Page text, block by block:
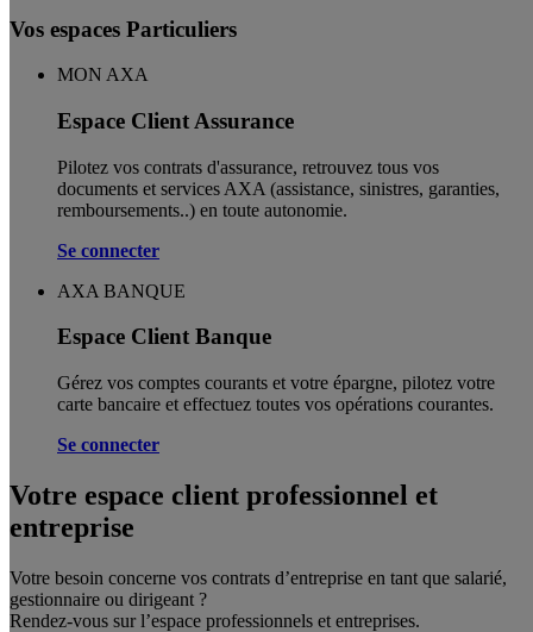
Vos espaces Particuliers
MON AXA
Espace Client Assurance
Pilotez vos contrats d'assurance, retrouvez tous vos
documents et services AXA (assistance, sinistres, garanties,
remboursements..) en toute autonomie. ​
Se connecter
AXA BANQUE
Espace Client Banque
Gérez vos comptes courants et votre épargne, pilotez votre
carte bancaire et effectuez toutes vos opérations courantes.
Se connecter
Votre espace client professionnel et
entreprise
Votre besoin concerne vos contrats d’entreprise en tant que salarié,
gestionnaire ou dirigeant ?
Rendez-vous sur l’espace professionnels et entreprises.